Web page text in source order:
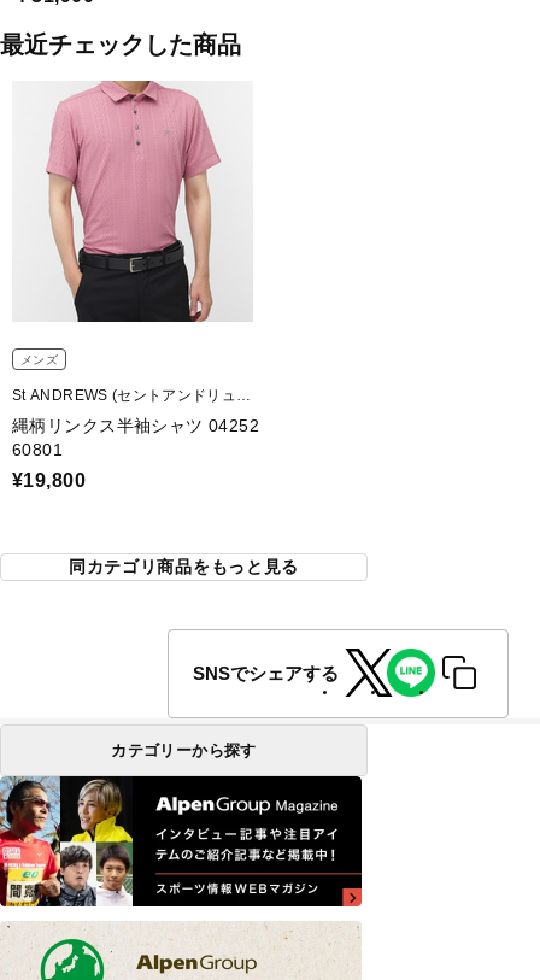
最近チェックした商品
メンズ
St ANDREWS (セントアンドリュー
ス)
縄柄リンクス半袖シャツ 04252
60801
¥19,800
同カテゴリ商品をもっと見る
SNSでシェアする
カテゴリーから探す